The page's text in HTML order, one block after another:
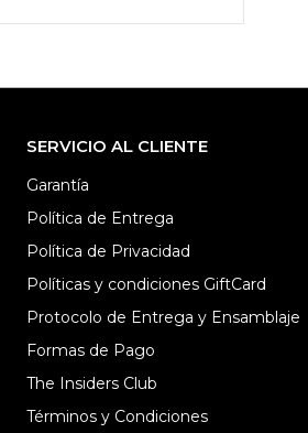
SERVICIO AL CLIENTE
Garantía
Política de Entrega
Política de Privacidad
Políticas y condiciones GiftCard
Protocolo de Entrega y Ensamblaje
Formas de Pago
The Insiders Club
Términos y Condiciones